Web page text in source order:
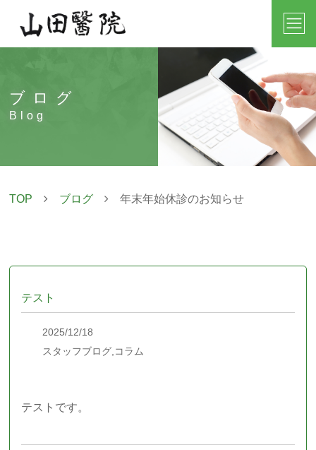
ブログ
Blog
TOP ブログ 年末年始休診のお知らせ
テスト
2025/12/18
スタッフブログ,コラム
テストです。